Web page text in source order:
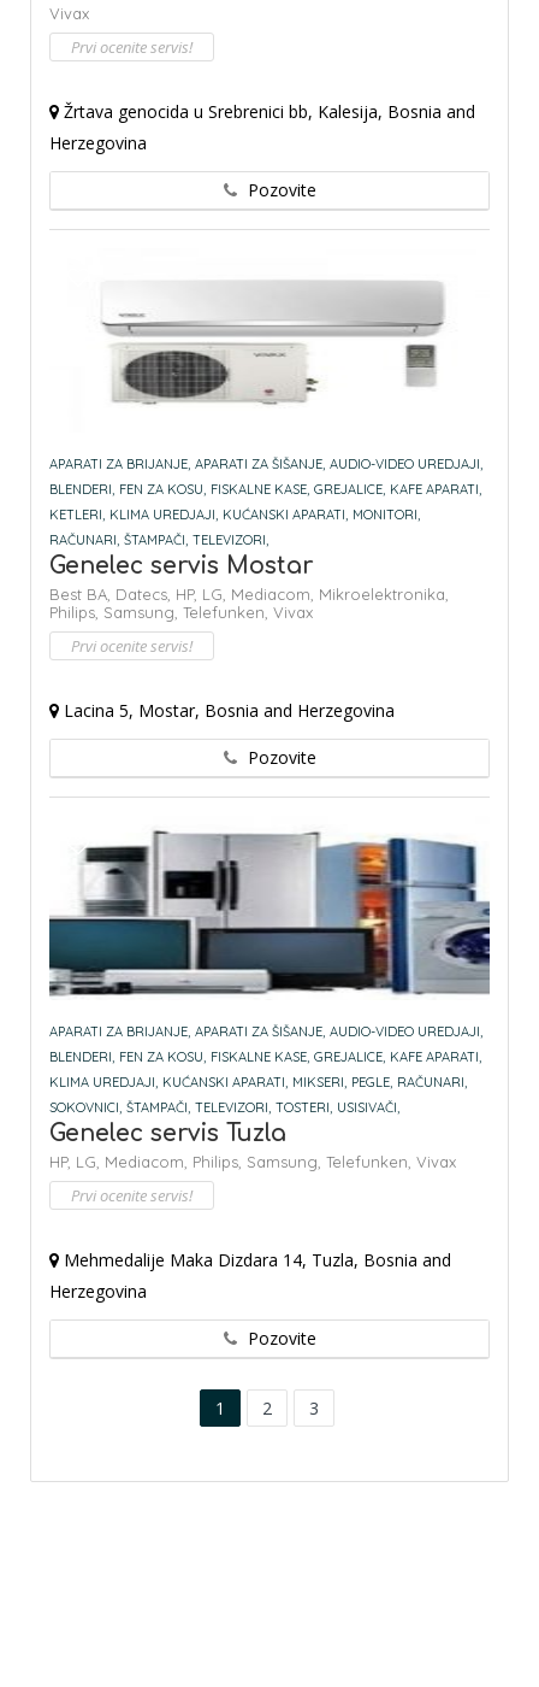
Vivax
Prvi ocenite servis!
Žrtava genocida u Srebrenici bb, Kalesija, Bosnia and
Herzegovina
Pozovite
APARATI ZA BRIJANJE, APARATI ZA ŠIŠANJE, AUDIO-VIDEO UREDJAJI,
BLENDERI, FEN ZA KOSU, FISKALNE KASE, GREJALICE, KAFE APARATI,
KETLERI, KLIMA UREDJAJI, KUĆANSKI APARATI, MONITORI,
RAČUNARI, ŠTAMPAČI, TELEVIZORI,
Genelec servis Mostar
Best BA, Datecs, HP, LG, Mediacom, Mikroelektronika,
Philips, Samsung, Telefunken, Vivax
Prvi ocenite servis!
Lacina 5, Mostar, Bosnia and Herzegovina
Pozovite
APARATI ZA BRIJANJE, APARATI ZA ŠIŠANJE, AUDIO-VIDEO UREDJAJI,
BLENDERI, FEN ZA KOSU, FISKALNE KASE, GREJALICE, KAFE APARATI,
KLIMA UREDJAJI, KUĆANSKI APARATI, MIKSERI, PEGLE, RAČUNARI,
SOKOVNICI, ŠTAMPAČI, TELEVIZORI, TOSTERI, USISIVAČI,
Genelec servis Tuzla
HP, LG, Mediacom, Philips, Samsung, Telefunken, Vivax
Prvi ocenite servis!
Mehmedalije Maka Dizdara 14, Tuzla, Bosnia and
Herzegovina
Pozovite
1 2 3